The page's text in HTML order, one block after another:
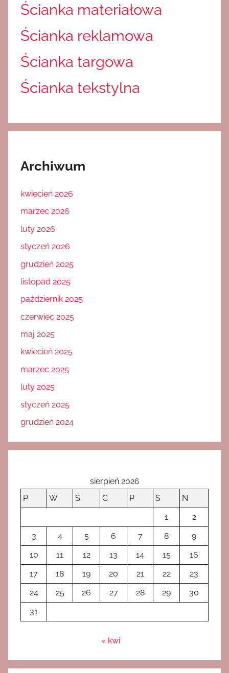
Ścianka materiałowa
Ścianka reklamowa
Ścianka targowa
Ścianka tekstylna
Archiwum
kwiecień 2026
marzec 2026
luty 2026
styczeń 2026
grudzień 2025
listopad 2025
październik 2025
czerwiec 2025
maj 2025
kwiecień 2025
marzec 2025
luty 2025
styczeń 2025
grudzień 2024
sierpień 2026
P
W Ś C P S
N
1
2
3
4 5 6 7 8
9
10
11 12 13 14 15
16
17
18 19 20 21 22
23
24
25 26 27 28 29
30
31
« kwi